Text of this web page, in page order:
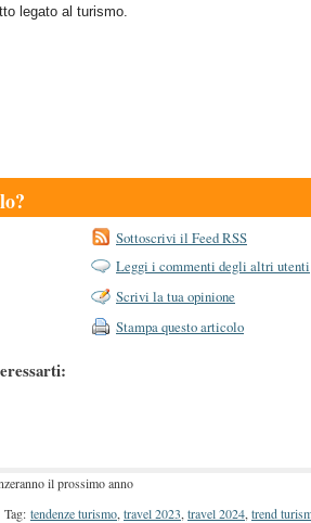
legato al turismo.
Sottoscrivi il Feed RSS
Leggi i commenti degli altri utenti
Scrivi la tua opinione
Stampa questo articolo
il prossimo anno
Tag: tendenze turismo, travel 2023, travel 2024, trend